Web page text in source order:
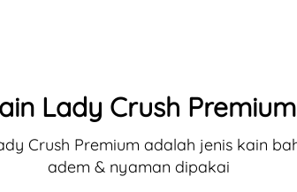
Lady Crush Premium
Crush Premium adalah jenis kain
adem & nyaman dipakai